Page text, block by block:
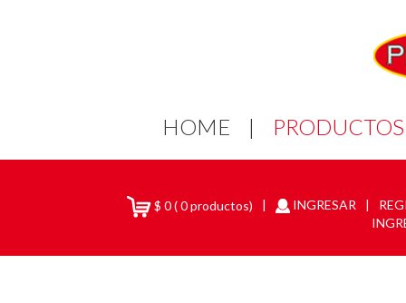
HOME | PRODUCTOS
$ 0(0productos) | INGRESAR |